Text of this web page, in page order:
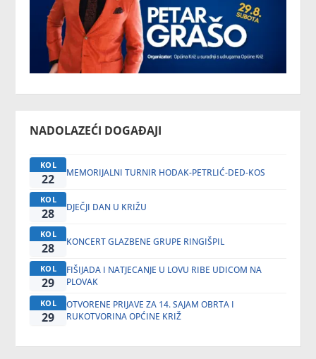
NADOLAZEĆI DOGAĐAJI
KOL
22 MEMORIJALNI TURNIR HODAK-PETRLIĆ-DED-KOS
KOL
28 DJEČJI DAN U KRIŽU
KOL
28 KONCERT GLAZBENE GRUPE RINGIŠPIL
KOL
29
FIŠIJADA I NATJECANJE U LOVU RIBE UDICOM NA
PLOVAK
KOL
29
OTVORENE PRIJAVE ZA 14. SAJAM OBRTA I
RUKOTVORINA OPĆINE KRIŽ